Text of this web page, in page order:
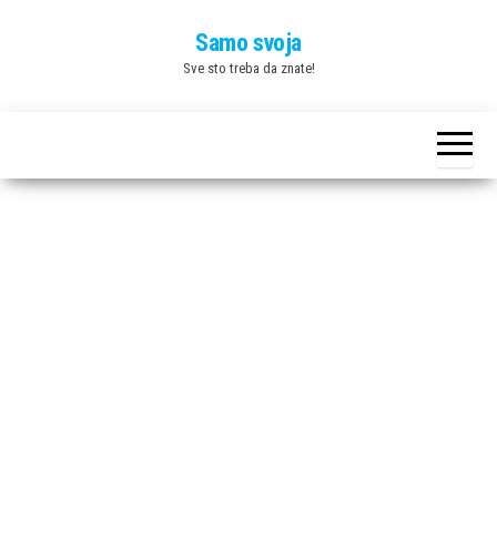
Samo svoja
Sve sto treba da znate!